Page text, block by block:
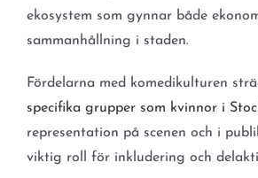
ekosystem som gynnar både
sammanhållning i staden.
Fördelarna med komedikulturen
specifika grupper som kvinnor i
representation på scenen och i
viktig roll för inkludering och